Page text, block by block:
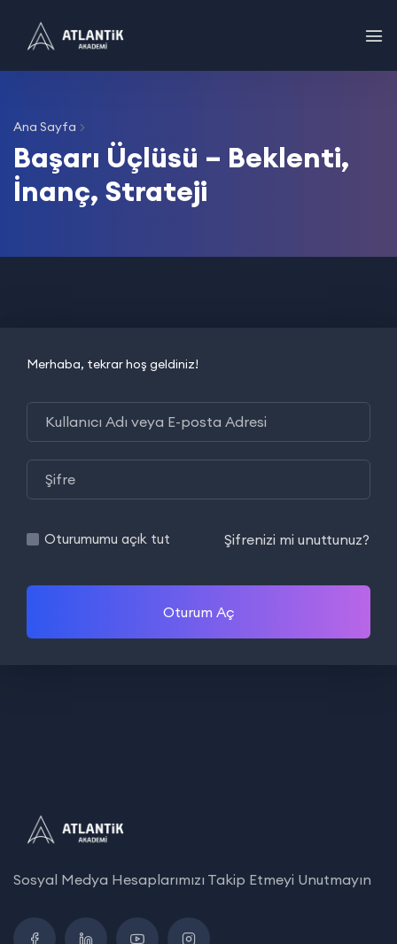
Ana Sayfa
Başarı Üçlüsü – Beklenti,
İnanç, Strateji
Merhaba, tekrar hoş geldiniz!
Oturumumu açık tut Şifrenizi mi unuttunuz?
Oturum Aç
Sosyal Medya Hesaplarımızı Takip Etmeyi Unutmayın